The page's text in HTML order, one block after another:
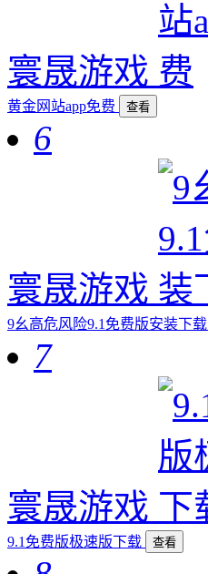
寰晟游戏
黄金网站app免费 查看
6
寰晟游戏
9幺高危风险9.1免费版安装下载
7
寰晟游戏
9.1免费版极速版下载 查看